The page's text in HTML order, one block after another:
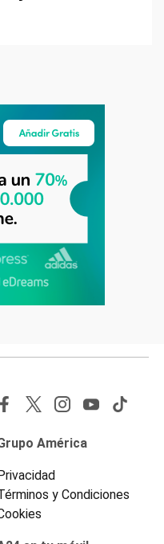
América
y Condiciones